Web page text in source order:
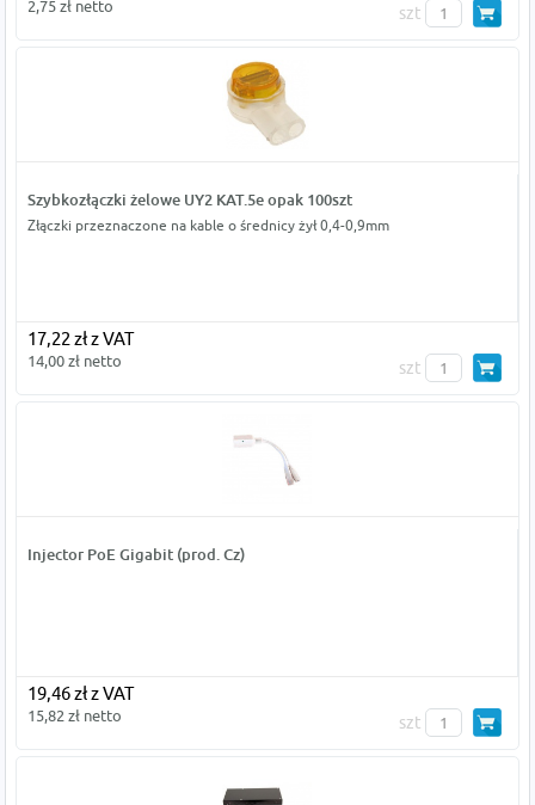
2,75 zł netto szt
Szybkozłączki żelowe UY2 KAT.5e opak 100szt
Złączki przeznaczone na kable o średnicy żył 0,4-0,9mm
17,22 zł z VAT
14,00 zł netto szt
Injector PoE Gigabit (prod. Cz)
19,46 zł z VAT
15,82 zł netto szt